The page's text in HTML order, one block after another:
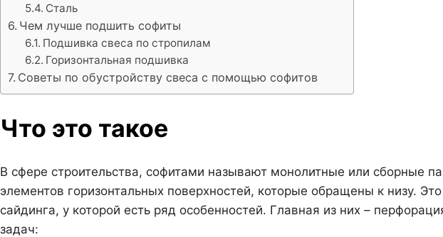
Сталь
Чем лучше подшить софиты
Подшивка свеса по стропилам
Горизонтальная подшивка
Советы по обустройству свеса с помощью софитов
Что это такое
В сфере строительства, софитами называют монолитные или сборные
элементов горизонтальных поверхностей, которые обращены к низу.
сайдинга, у которой есть ряд особенностей. Главная из них –
задач: